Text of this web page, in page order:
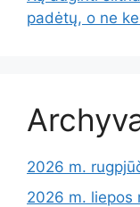
padėtų, o ne
2026 m.
2026 m. liepos